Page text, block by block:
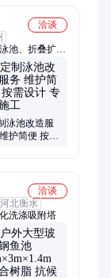
洽谈
池、折叠扩展
泳池改造服
护简便 按需
洽谈
河北衡水
洗涤吸附塔